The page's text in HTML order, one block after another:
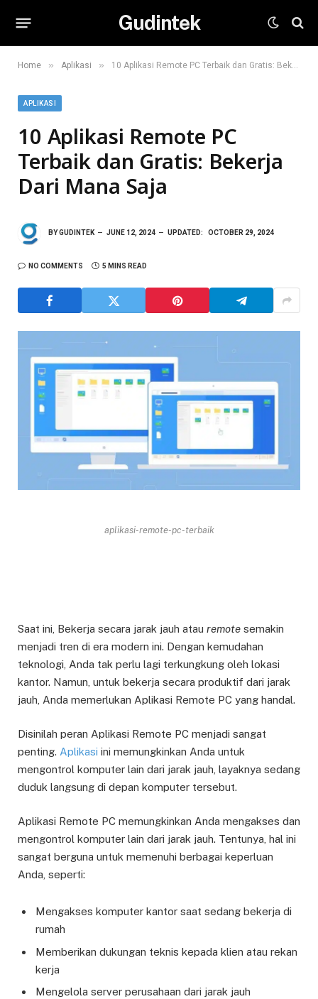
Gudintek
Home » Aplikasi » 10 Aplikasi Remote PC Terbaik dan Gratis: Bekerja Dari Mana Saja
APLIKASI
10 Aplikasi Remote PC
Terbaik dan Gratis: Bekerja
Dari Mana Saja
BYGUDINTEK JUNE 12, 2024 UPDATED: OCTOBER 29, 2024
NO COMMENTS 5 MINS READ
aplikasi-remote-pc-terbaik
Saat ini, Bekerja secara jarak jauh atau remote semakin
menjadi tren di era modern ini. Dengan kemudahan
teknologi, Anda tak perlu lagi terkungkung oleh lokasi
kantor. Namun, untuk bekerja secara produktif dari jarak
jauh, Anda memerlukan Aplikasi Remote PC yang handal.
Disinilah peran Aplikasi Remote PC menjadi sangat
penting. Aplikasi ini memungkinkan Anda untuk
mengontrol komputer lain dari jarak jauh, layaknya sedang
duduk langsung di depan komputer tersebut.
Aplikasi Remote PC memungkinkan Anda mengakses dan
mengontrol komputer lain dari jarak jauh. Tentunya, hal ini
sangat berguna untuk memenuhi berbagai keperluan
Anda, seperti:
Mengakses komputer kantor saat sedang bekerja di
rumah
Memberikan dukungan teknis kepada klien atau rekan
kerja
Mengelola server perusahaan dari jarak jauh